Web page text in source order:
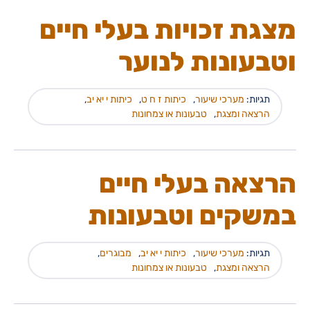
מצגת זכויות בעלי חיים
וטבעונות לנוער
תגיות: מערכי שיעור, כיתות ז ח ט, כיתות י יא יב,
הרצאה ומצגת, טבעונות או צמחונות
הרצאה בעלי חיים
במשקים וטבעונות
תגיות: מערכי שיעור, כיתות י יא יב, מבוגרים,
הרצאה ומצגת, טבעונות או צמחונות